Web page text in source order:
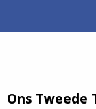
Ons Tweede